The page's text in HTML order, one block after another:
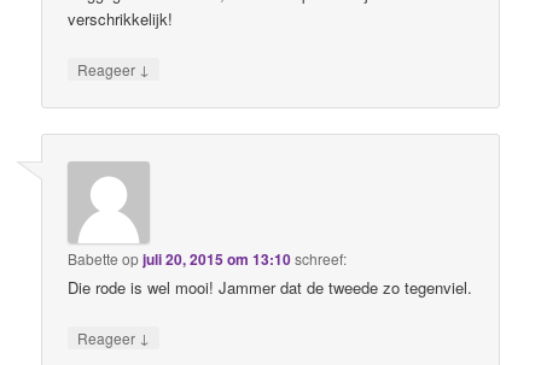
verschrikkelijk!
Reageer ↓
Babette opjuli 20, 2015 om 13:10schreef:
Die rode is wel mooi! Jammer dat de tweede zo tegenviel.
Reageer ↓